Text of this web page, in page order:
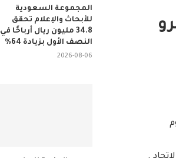
المجموعة السعودية
للأبحاث والإعلام تحقق
34.8 مليون ريال أرباحًا في
النصف الأول بزيادة 64%
2026-08-06